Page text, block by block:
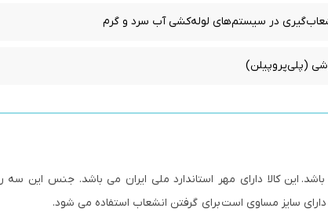
در سیستم‌های لوله‌کشی آب سرد و گرم
(پلی‌پروپیلن)
این کالا دارای مهر استاندارد ملی ایران می باشد. جنس این
سایز مساوی است برای گرفتن انشعاب استفاده می شود.